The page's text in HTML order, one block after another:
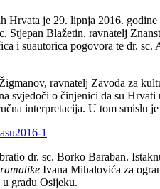
Hrvata je 29. lipnja 2016.
Stjepan Blažetin, ravnatelj
i suautorica pogovora te dr.
ravnatelj Zavoda za
svjedoči o činjenici da su
interpretacija. U tom smislu
dr. sc. Borko Baraban.
Ivana Mihalovića za
gradu Osijeku.